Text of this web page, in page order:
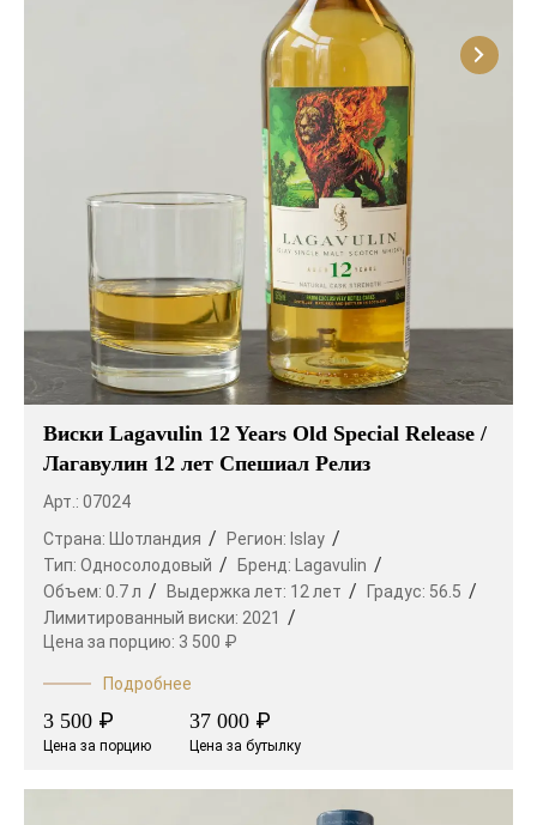
Виски Lagavulin 12 Years Old Special Release /
Лагавулин 12 лет Спешиал Релиз
Арт.: 07024
Страна: Шотландия Регион: Islay
Тип: Односолодовый Бренд: Lagavulin
Объем: 0.7 л Выдержка лет: 12 лет Градус: 56.5
Лимитированный виски: 2021
Цена за порцию: 3 500 ₽
Подробнее
3 500 ₽
Цена за порцию
37 000 ₽
Цена за бутылку